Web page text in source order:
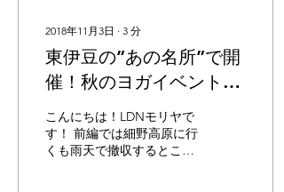
2018年11月3日 ∙ 3 分
東伊豆の”あの名所”で開
催！秋のヨガイベントレ
ポート【後編】
こんにちは！LDNモリヤで
す！ 前編では細野高原に行
くも雨天で撤収するところ